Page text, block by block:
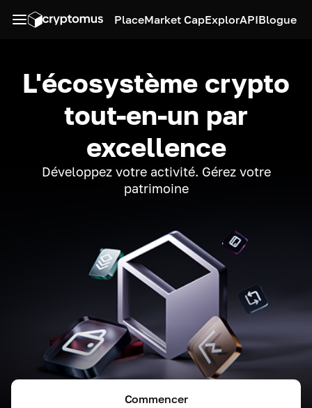
PlaceMarket CapExplorAPIBlogue
L'écosystème crypto
tout-en-un par
excellence
Développez votre activité. Gérez votre
patrimoine
Commencer